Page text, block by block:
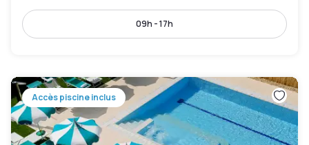
09h - 17h
Accès piscine inclus